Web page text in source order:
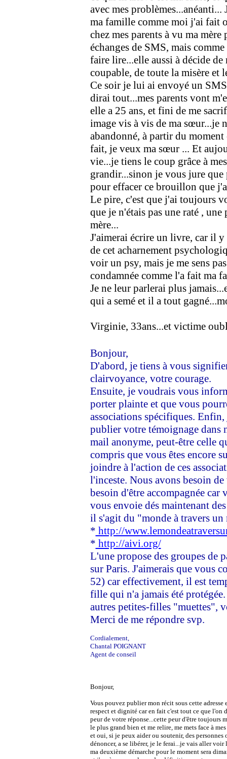
avec mes
ma famille comme moi j'ai fait
chez mes parents à vu ma
échanges de SMS, mais
faire lire...elle aussi à décide de
coupable, de toute la misère et
Ce soir je lui ai envoyé un
dirai tout...mes parents vont
elle a 25 ans, et fini de me
image vis à vis de ma sœur...je
abandonné, à partir du
fait, je veux ma sœur ... Et
vie...je tiens le coup grâce à
grandir...sinon je vous jure
pour effacer ce brouillon que
Le pire, c'est que j'ai toujours
que je n'étais pas une raté ,
mère...
J'aimerai écrire un livre, car il y
de cet acharnement
voir un psy, mais je me sens
condamnée comme l'a fait ma
Je ne leur parlerai plus
qui a semé et il a tout
Virginie, 33ans...et victime
Bonjour,
D'abord, je tiens à vous
clairvoyance, votre courage.
Ensuite, je voudrais vous
porter plainte et que vous
associations spécifiques.
publier votre témoignage dans
mail anonyme, peut-être celle
compris que vous êtes encore
joindre à l'action de ces
l'inceste. Nous avons besoin
besoin d'être accompagnée car
vous envoie dés maintenant
il s'agit du "monde à travers
* http://
* http://aivi.org/
L'une propose des groupes de
sur Paris. J'aimerais que vous
52) car effectivement, il est
fille qui n'a jamais été
autres petites-filles "muettes",
Merci de me répondre svp.
Cordialement,
Chantal POIGNANT
Agent de conseil
Bonjour,
Vous pouvez publier mon récit sous cette
respect et dignité car en fait c'est tout ce que l'on
peur de votre réponse...cette peur d'être toujours
le plus grand bien et me relire, me mets face à
et oui, si je peux aider ou soutenir, des personnes
dénoncer, a se libérer, je le ferai...je vais aller voir
ma deuxième démarche pour le moment sera